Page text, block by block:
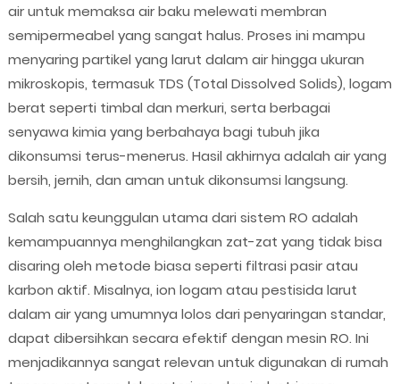
air untuk memaksa air baku melewati membran
semipermeabel yang sangat halus. Proses ini mampu
menyaring partikel yang larut dalam air hingga ukuran
mikroskopis, termasuk TDS (Total Dissolved Solids), logam
berat seperti timbal dan merkuri, serta berbagai
senyawa kimia yang berbahaya bagi tubuh jika
dikonsumsi terus-menerus. Hasil akhirnya adalah air yang
bersih, jernih, dan aman untuk dikonsumsi langsung.
Salah satu keunggulan utama dari sistem RO adalah
kemampuannya menghilangkan zat-zat yang tidak bisa
disaring oleh metode biasa seperti filtrasi pasir atau
karbon aktif. Misalnya, ion logam atau pestisida larut
dalam air yang umumnya lolos dari penyaringan standar,
dapat dibersihkan secara efektif dengan mesin RO. Ini
menjadikannya sangat relevan untuk digunakan di rumah